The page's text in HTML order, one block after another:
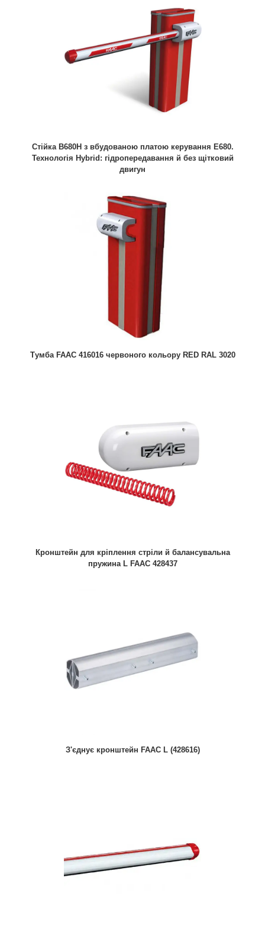
Стійка B680H з вбудованою платою керування E680.
Технологія Hybrid: гідропередавання й без щітковий
двигун
Тумба FAAC 416016 червоного кольору RED RAL 3020
Кронштейн для кріплення стріли й балансувальна
пружина L FAAC 428437
З'єднує кронштейн FAAC L (428616)